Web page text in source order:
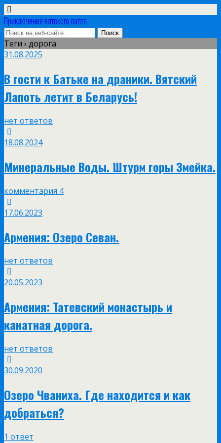
Приключения вятского лаптя
Теги › дорога
31.08.2025
В гости к Батьке на драники. Вятский
Лапоть летит в Беларусь!
нет ответов
18.08.2024
Минеральные Воды. Штурм горы Змейка.
комментария 4
17.06.2023
Армения: Озеро Севан.
нет ответов
20.05.2023
Армения: Татевский монастырь и
канатная дорога.
нет ответов
30.09.2020
Озеро Чваниха. Где находится и как
добраться?
1 ответ